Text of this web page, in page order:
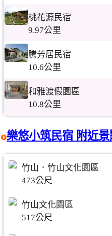
桃花源民宿
9.97公里
騰芳居民宿
10.6公里
和雅渡假園區
10.8公里
樂悠小筑民宿 附近景
竹山．竹山文化園區
473公尺
竹山文化園區
517公尺